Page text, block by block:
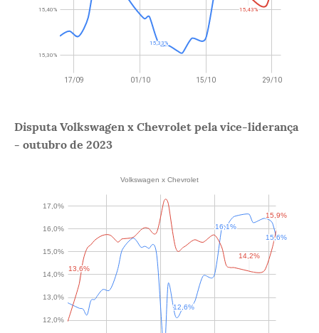
Disputa Volkswagen x Chevrolet pela vice-liderança
- outubro de 2023